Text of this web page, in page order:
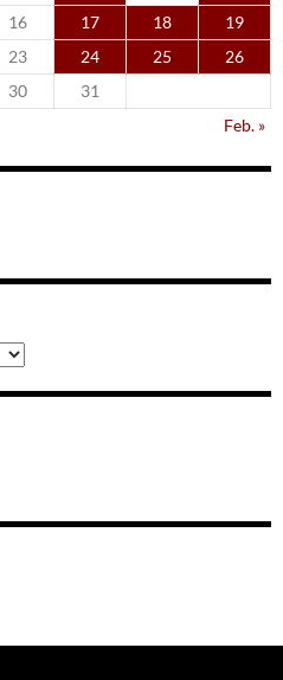
16 17 18
19
23 24 25
26
30
31
Feb. »